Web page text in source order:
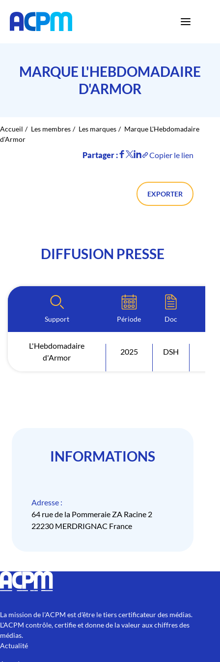
MARQUE L'HEBDOMADAIRE
D'ARMOR
Accueil Les membres Les marques
Marque L'Hebdomadaire
d'Armor
Partager : Copier le lien
EXPORTER
DIFFUSION PRESSE
Support Période Doc
L'Hebdomadaire
d'Armor
2025 DSH
INFORMATIONS
Adresse :
64 rue de la Pommeraie ZA Racine 2
22230 MERDRIGNAC France
La mission de l'ACPM est d'être le tiers certificateur des médias.
L'ACPM contrôle, certifie et donne de la valeur aux chiffres des
médias.
Actualité